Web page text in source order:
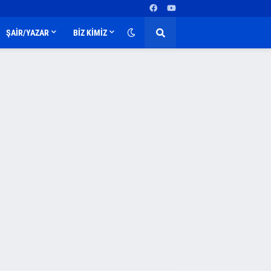
ŞAİR/YAZAR BİZ KİMİZ